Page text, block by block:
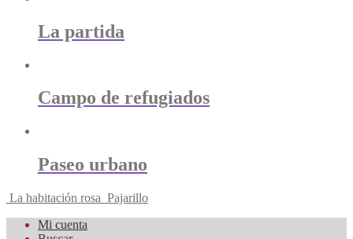
La partida
Campo de refugiados
Paseo urbano
La habitación rosa Pajarillo
Mi cuenta